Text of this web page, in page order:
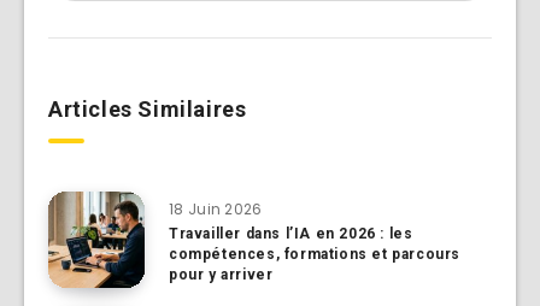
Articles Similaires
18 Juin 2026
Travailler dans l’IA en 2026 : les
compétences, formations et parcours
pour y arriver